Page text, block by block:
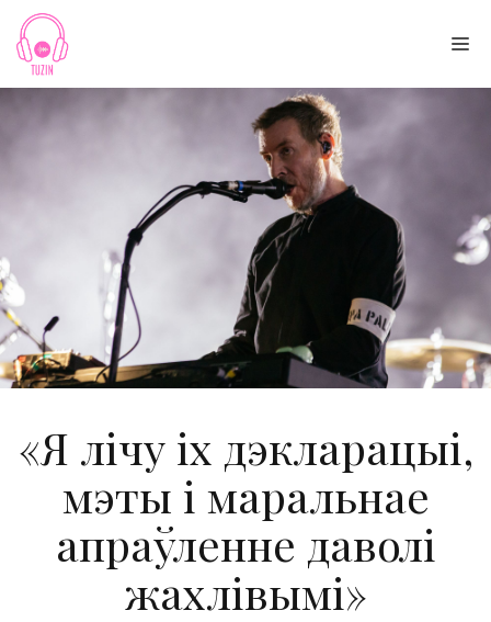
Skip
content
«Я лічу іх дэкларацыі,
мэты і маральнае
апраўленне даволі
жахлівымі»